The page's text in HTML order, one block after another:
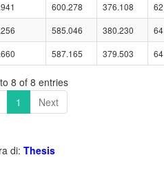
600.278 376.108
585.046 380.230
587.165 379.503
8 of 8 entries
1
Next
di: Thesis